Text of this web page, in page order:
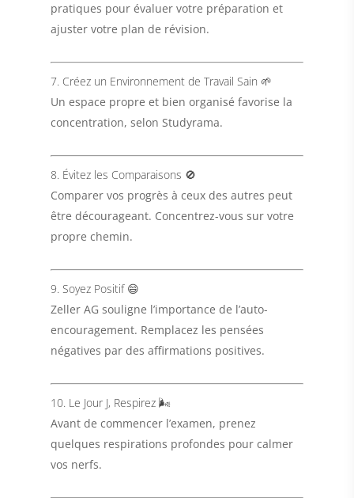
pratiques pour évaluer votre préparation et
ajuster votre plan de révision.
7. Créez un Environnement de Travail Sain 🌱
Un espace propre et bien organisé favorise la
concentration, selon Studyrama.
8. Évitez les Comparaisons 🚫
Comparer vos progrès à ceux des autres peut
être décourageant. Concentrez-vous sur votre
propre chemin.
9. Soyez Positif 😄
Zeller AG souligne l’importance de l’auto-
encouragement. Remplacez les pensées
négatives par des affirmations positives.
10. Le Jour J, Respirez 🌬️
Avant de commencer l’examen, prenez
quelques respirations profondes pour calmer
vos nerfs.